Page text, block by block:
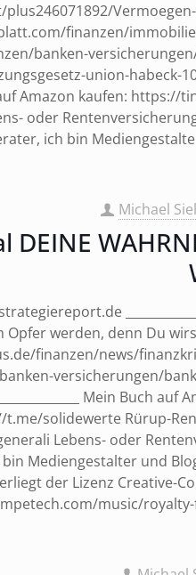
finanzen/
banken-
union-
auf Amazon kaufen:
oder
ich bin
Michael
werden, denn Du
finanzen/news/
versicherungen/
Mein Buch
t.me/solidewerte Rürup-
Lebens- oder
Mediengestalter und
der Lizenz Creative-
music/